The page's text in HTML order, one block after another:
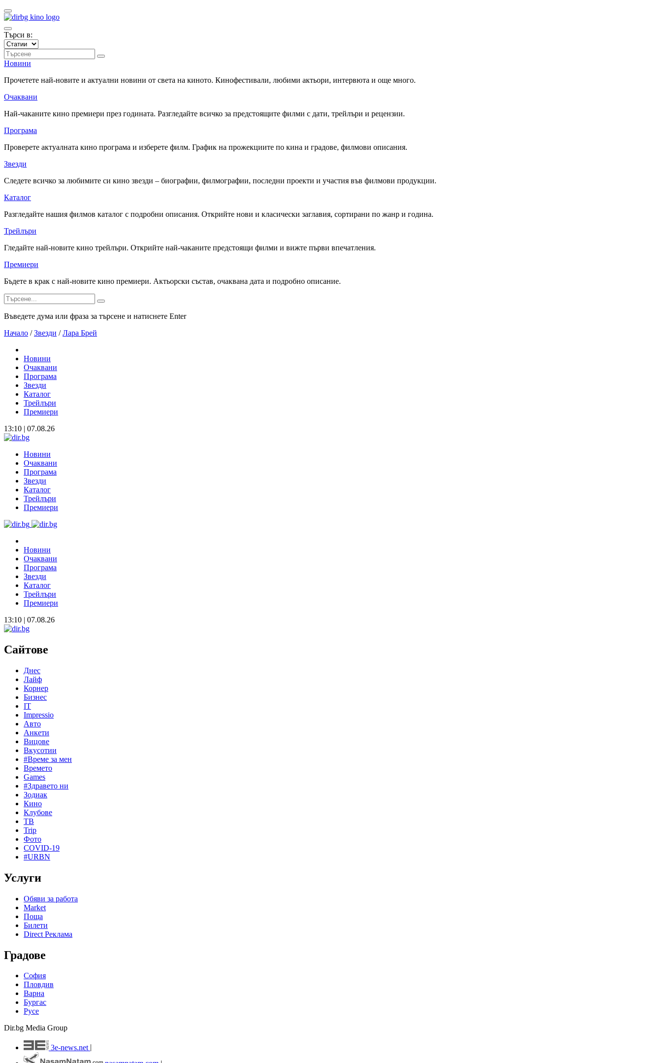
Търси в:
Новини
Прочетете най-новите и актуални новини от света на киното. Кинофестивали, любими актьори, интервюта и още много.
Очаквани
Най-чаканите кино премиери през годината. Разгледайте всичко за предстоящите филми с дати, трейлъри и рецензии.
Програма
Проверете актуалната кино програма и изберете филм. График на прожекциите по кина и градове, филмови описания.
Звезди
Следете всичко за любимите си кино звезди – биографии, филмографии, последни проекти и участия във филмови продукции.
Каталог
Разгледайте нашия филмов каталог с подробни описания. Открийте нови и класически заглавия, сортирани по жанр и година.
Трейлъри
Гледайте най-новите кино трейлъри. Открийте най-чаканите предстоящи филми и вижте първи впечатления.
Премиери
Бъдете в крак с най-новите кино премиери. Актьорски състав, очаквана дата и подробно описание.
Въведете дума или фраза за търсене и натиснете Enter
Начало / Звезди / Лара Брей
Новини
Очаквани
Програма
Звезди
Каталог
Трейлъри
Премиери
13:10 | 07.08.26
Новини
Очаквани
Програма
Звезди
Каталог
Трейлъри
Премиери
Новини
Очаквани
Програма
Звезди
Каталог
Трейлъри
Премиери
13:10 | 07.08.26
Сайтове
Днес
Лайф
Корнер
Бизнес
IT
Impressio
Авто
Анкети
Вицове
Вкусотии
#Време за мен
Времето
Games
#Здравето ни
Зодиак
Кино
Клубове
ТВ
Trip
Фото
COVID-19
#URBN
Услуги
Обяви за работа
Market
Поща
Билети
Direct Реклама
Градове
София
Пловдив
Варна
Бургас
Русе
Dir.bg Media Group
3e-news.net